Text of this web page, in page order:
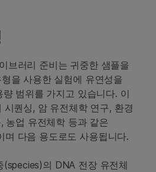
브러리 준비는 귀중한 샘플을
을 사용한 실험에 유연성을
범위를 가지고 있습니다. 이
퀀싱, 암 유전체학 연구, 환경
농업 유전체학 등과 같은
며 다음 용도로도 사용됩니다.
(species)의 DNA 전장 유전체